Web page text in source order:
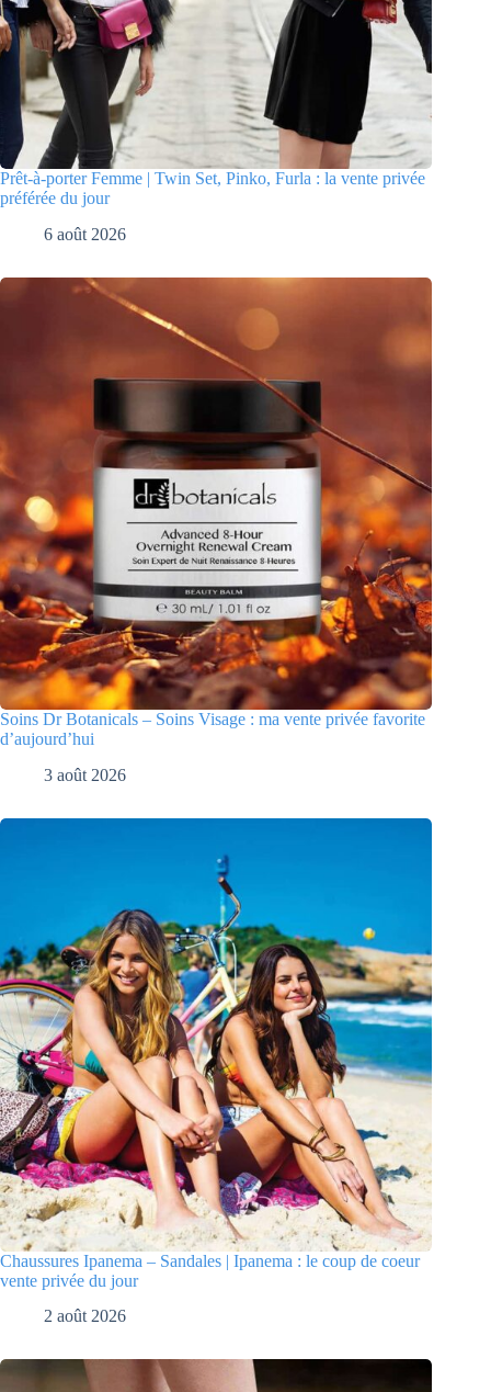
Prêt-à-porter Femme | Twin Set, Pinko, Furla : la vente privée
préférée du jour
6 août 2026
Soins Dr Botanicals – Soins Visage : ma vente privée favorite
d’aujourd’hui
3 août 2026
Chaussures Ipanema – Sandales | Ipanema : le coup de coeur
vente privée du jour
2 août 2026